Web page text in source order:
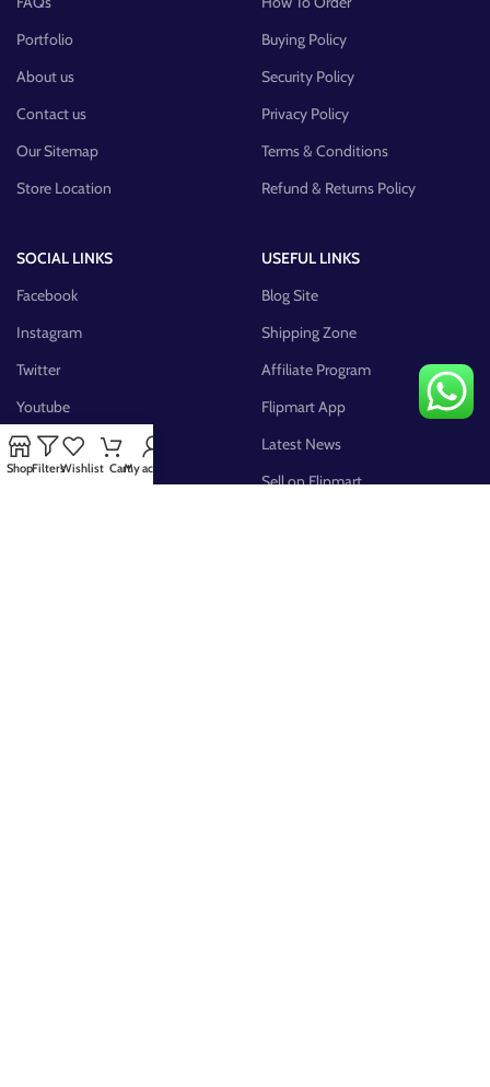
Portfolio
About us
Contact us
Our Sitemap
Store Location
Buying Policy
Security Policy
Privacy Policy
Terms & Conditions
Refund & Returns Policy
SOCIAL LINKS
Facebook
Instagram
Twitter
Youtube
Pinterest
FB Group
USEFUL LINKS
Blog Site
Shipping Zone
Affiliate Program
Flipmart App
Latest News
Sell on Flipmart
ShopFiltersWishlist CartMy account